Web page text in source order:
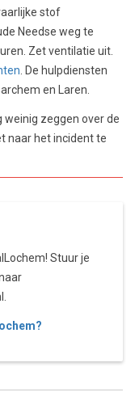
stof
Needse weg te
Zet ventilatie uit.
. De hulpdiensten
en Laren.
zeggen over de
naar het incident te
Stuur je